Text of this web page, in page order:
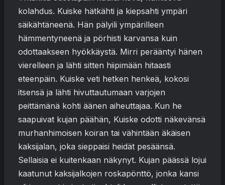
kolahdus. Kuiske hätkähti ja kiepsahti ympäri
säikähtäneenä. Hän pälyili ympärilleen
hämmentyneenä ja pörhisti karvansa kuin
odottaakseen hyökkäystä. Mirri perääntyi hänen
vierelleen ja lähti sitten hiipimään hitaasti
eteenpäin. Kuiske veti hetken henkeä, kokosi
itsensä ja lähti hivuttautumaan varjojen
peittämänä kohti äänen aiheuttajaa. Kun he
saapuivat kujan päähän, Kuiske odotti näkevänsä
murhanhimoisen koiran tai vähintään äkäisen
kaksijalan, joka sieppaisi heidät pesäänsä.
Sellaisia ei kuitenkaan näkynyt. Kujan päässä lojui
kaatunut kaksijalkojen roskapönttö, jonka kansi